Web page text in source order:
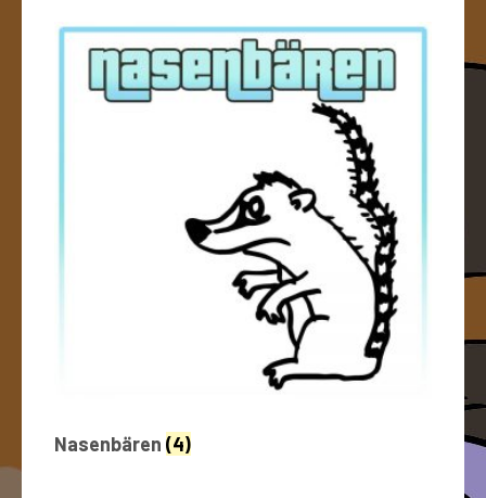
Nasenbären (4)